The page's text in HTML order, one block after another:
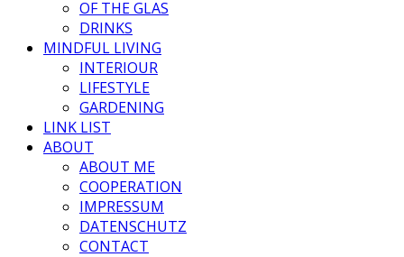
OF THE GLAS
DRINKS
MINDFUL LIVING
INTERIOUR
LIFESTYLE
GARDENING
LINK LIST
ABOUT
ABOUT ME
COOPERATION
IMPRESSUM
DATENSCHUTZ
CONTACT